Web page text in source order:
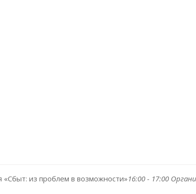
«Сбыт: из проблем в возможности»16:00 - 17:00